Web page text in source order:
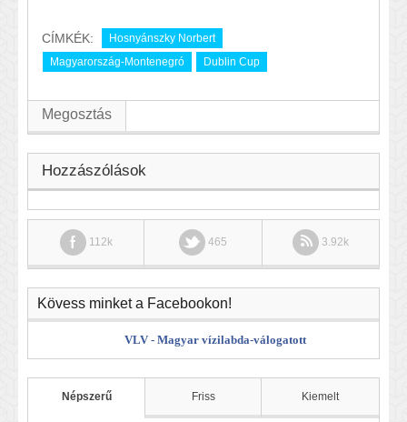
CÍMKÉK:
Hosnyánszky Norbert
Magyarország-Montenegró
Dublin Cup
Megosztás
Hozzászólások
112k 465 3.92k
Kövess minket a Facebookon!
VLV - Magyar vízilabda-válogatott
Népszerű Friss Kiemelt